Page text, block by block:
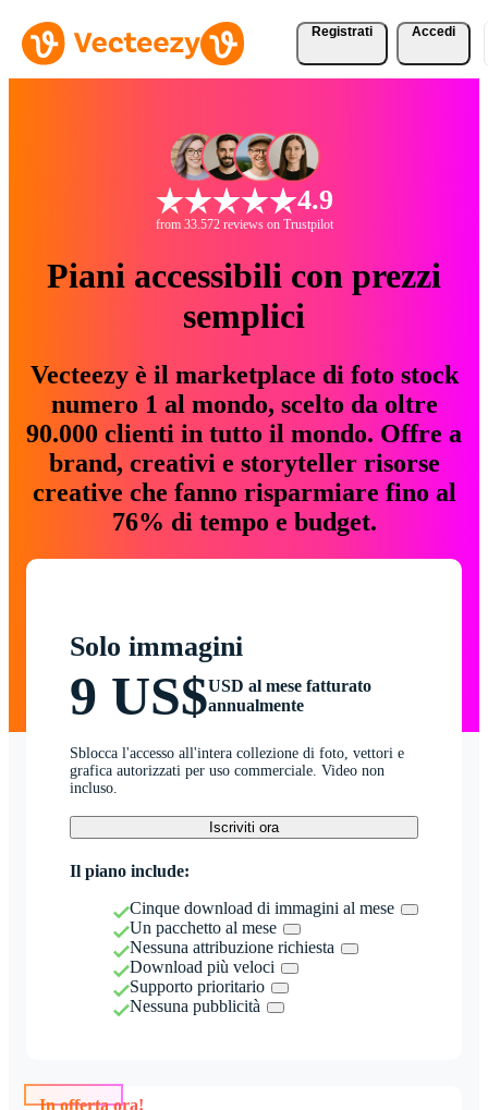
Registrati Accedi
4.9
from 33.572 reviews on Trustpilot
Piani accessibili con prezzi
semplici
Vecteezy è il marketplace di foto stock
numero 1 al mondo, scelto da oltre
90.000 clienti in tutto il mondo. Offre a
brand, creativi e storyteller risorse
creative che fanno risparmiare fino al
76% di tempo e budget.
Solo immagini
9 US$USD al mese fatturato
annualmente
Sblocca l'accesso all'intera collezione di foto, vettori e
grafica autorizzati per uso commerciale. Video non
incluso.
Iscriviti ora
Il piano include:
Cinque download di immagini al mese
Un pacchetto al mese
Nessuna attribuzione richiesta
Download più veloci
Supporto prioritario
Nessuna pubblicità